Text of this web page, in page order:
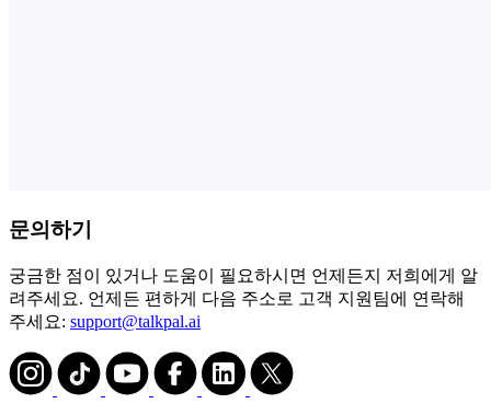
문의하기
궁금한 점이 있거나 도움이 필요하시면 언제든지 저희에게 알
려주세요. 언제든 편하게 다음 주소로 고객 지원팀에 연락해
주세요: support@talkpal.ai